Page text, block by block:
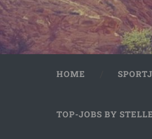
HOME
TOP-JOBS BY